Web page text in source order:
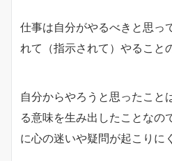
仕事は自分がやるべきと思っ
れて（指示されて）やること
自分からやろうと思ったこと
る意味を生み出したことなの
に心の迷いや疑問が起こりに